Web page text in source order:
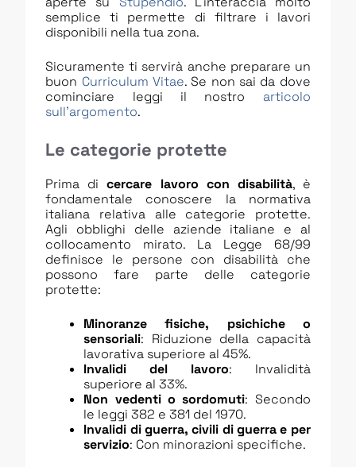
semplice ti permette di filtrare i lavori
disponibili nella tua zona.
Sicuramente ti servirà anche preparare un
buon Curriculum Vitae. Se non sai da dove
cominciare leggi il nostro articolo
sull’argomento.
Le categorie protette
Prima dicercare lavoro con disabilità, è
fondamentale conoscere la normativa
italiana relativa alle categorie protette.
Agli obblighi delle aziende italiane e al
collocamento mirato. La Legge 68/99
definisce le persone con disabilità che
possono fare parte delle categorie
protette:
Minoranze fisiche, psichiche o
sensoriali: Riduzione della capacità
lavorativa superiore al 45%.
Invalidi del lavoro: Invalidità
superiore al 33%.
Non vedenti o sordomuti: Secondo
le leggi 382 e 381 del 1970.
Invalidi di guerra, civili di guerra e per
servizio: Con minorazioni specifiche.